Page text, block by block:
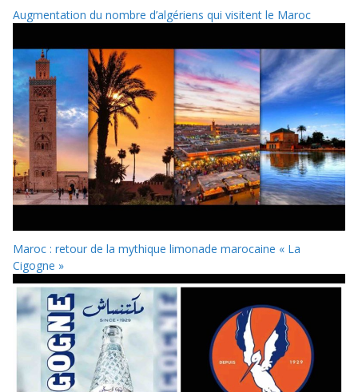
Augmentation du nombre d’algériens qui visitent le Maroc
Maroc : retour de la mythique limonade marocaine « La
Cigogne »